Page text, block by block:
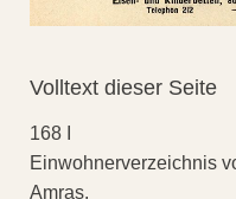
Volltext dieser Seite
168 I
Einwohnerverzeichnis
Amras.